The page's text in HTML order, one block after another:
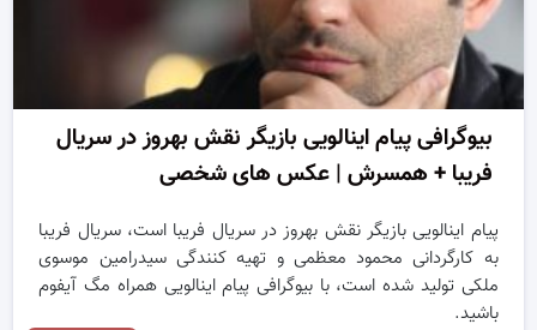
بیوگرافی پیام اینالویی بازیگر نقش بهروز در سریال
فریبا + همسرش | عکس های شخصی
پیام اینالویی بازیگر نقش بهروز در سریال فریبا است، سریال فریبا
به کارگردانی محمود معظمی و تهیه کنندگی سیدرامین موسوی
ملکی تولید شده است، با بیوگرافی پیام اینالویی همراه مگ آیفوم
باشید.